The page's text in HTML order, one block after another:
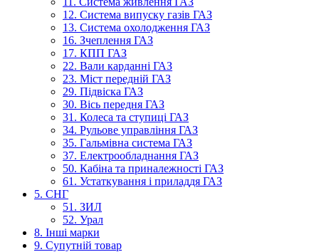
12. Система випуску газів ГАЗ
13. Система охолодження ГАЗ
16. Зчеплення ГАЗ
17. КПП ГАЗ
22. Вали карданні ГАЗ
23. Міст передній ГАЗ
29. Підвіска ГАЗ
30. Вісь передня ГАЗ
31. Колеса та ступиці ГАЗ
34. Рульове управління ГАЗ
35. Гальмівна система ГАЗ
37. Електрообладнання ГАЗ
50. Кабіна та приналежності ГАЗ
61. Устаткування і приладдя ГАЗ
5. СНГ
51. ЗИЛ
52. Урал
8. Інші марки
9. Супутній товар